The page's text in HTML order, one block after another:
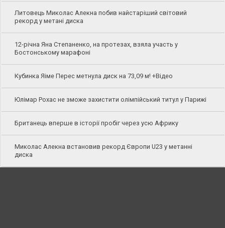
Литовець Миколас Алекна побив найстаріший світовий
рекорд у метані диска
12-річна Яна Степаненко, на протезах, взяла участь у
Бостонському марафоні
Кубинка Яіме Перес метнула диск на 73,09 м! +Відео
Юлімар Рохас не зможе захистити олімпійський титул у Парижі
Британець вперше в історії пробіг через усю Африку
Миколас Алекна встановив рекорд Європи U23 у метанні
диска